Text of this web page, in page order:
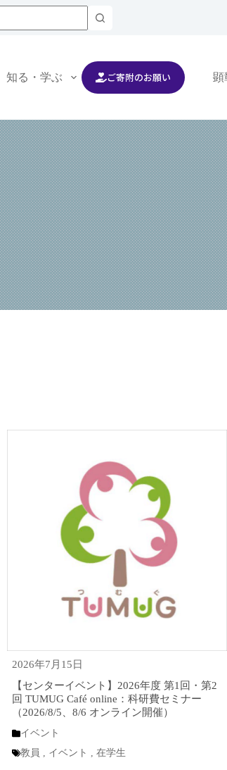
知る・学ぶ 交流する 顕
ご寄附のお願い
2026年7月15日
【センターイベント】2026年度 第1回・第2
回 TUMUG Café online：科研費セミナー
（2026/8/5、8/6 オンライン開催）
イベント
教員 , イベント , 在学生